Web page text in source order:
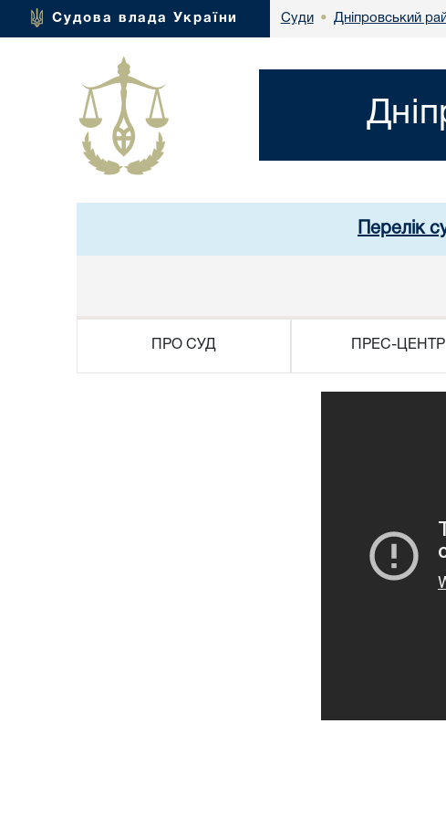
Судова влада України Суди • Дніпровський
Перелік
ПРО СУД ПРЕС-ЦЕНТР